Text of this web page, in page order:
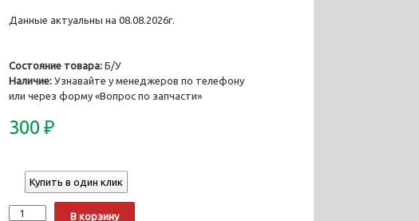
Данные актуальны на 08.08.2026г.
Состояние товара: Б/У
Наличие: Узнавайте у менеджеров по телефону
или через форму «Вопрос по запчасти»
300₽
Купить в один клик
Количество
В корзину